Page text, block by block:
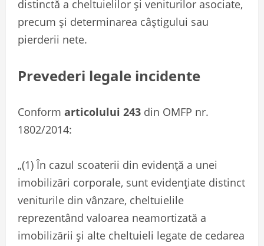
distinctă a cheltuielilor și veniturilor asociate,
precum și determinarea câștigului sau
pierderii nete.
Prevederi legale incidente
Conform articolului 243 din OMFP nr.
1802/2014:
„(1) În cazul scoaterii din evidență a unei
imobilizări corporale, sunt evidențiate distinct
veniturile din vânzare, cheltuielile
reprezentând valoarea neamortizată a
imobilizării și alte cheltuieli legate de cedarea